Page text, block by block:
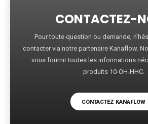
CONTACTEZ-
Pour toute question ou demande,
contacter via notre partenaire Kanaflow.
vous fournir toutes les informations
produits 10-OH-HHC.
CONTACTEZ KANAFLOW